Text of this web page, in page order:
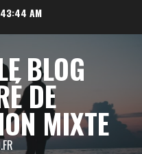
AM
BLOG
DE
MIXTE